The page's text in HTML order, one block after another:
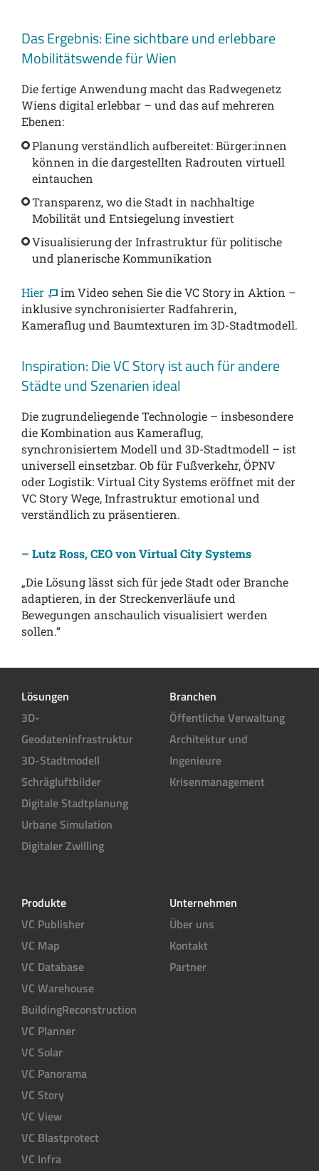
Das Ergebnis: Eine sichtbare und erlebbare
Mobilitätswende für Wien
Die fertige Anwendung macht das Radwegenetz
Wiens digital erlebbar – und das auf mehreren
Ebenen:
Planung verständlich aufbereitet: Bürger:innen
können in die dargestellten Radrouten virtuell
eintauchen
Transparenz, wo die Stadt in nachhaltige
Mobilität und Entsiegelung investiert
Visualisierung der Infrastruktur für politische
und planerische Kommunikation
Hier
im Video sehen Sie die VC Story in Aktion –
inklusive synchronisierter Radfahrerin,
Kameraflug und Baumtexturen im 3D-Stadtmodell.
Inspiration: Die VC Story ist auch für andere
Städte und Szenarien ideal
Die zugrundeliegende Technologie – insbesondere
die Kombination aus Kameraflug,
synchronisiertem Modell und 3D-Stadtmodell – ist
universell einsetzbar. Ob für Fußverkehr, ÖPNV
oder Logistik: Virtual City Systems eröffnet mit der
VC Story Wege, Infrastruktur emotional und
verständlich zu präsentieren.
– Lutz Ross, CEO von Virtual City Systems
„Die Lösung lässt sich für jede Stadt oder Branche
adaptieren, in der Streckenverläufe und
Bewegungen anschaulich visualisiert werden
sollen.“
Lösungen
3D-
Geodateninfrastruktur
3D-Stadtmodell
Schrägluftbilder
Digitale Stadtplanung
Urbane Simulation
Digitaler Zwilling
Branchen
Öffentliche Verwaltung
Architektur und
Ingenieure
Krisenmanagement
Produkte
VC Publisher
VC Map
VC Database
VC Warehouse
BuildingReconstruction
VC Planner
VC Solar
VC Panorama
VC Story
VC View
VC Blastprotect
VC Infra
Unternehmen
Über uns
Kontakt
Partner